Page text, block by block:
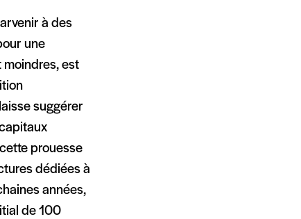
à des
une
est
suggérer
prouesse
dédiées à
années,
de 100